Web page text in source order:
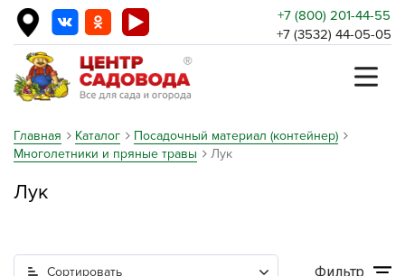
+7 (800) 201-44-55
+7 (3532) 44-05-05
Главная Каталог
Посадочный материал (контейнер)
Многолетники и пряные травы
Лук
Лук
Сортировать Фильтр